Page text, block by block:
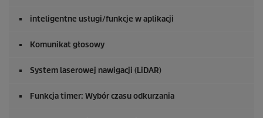
inteligentne usługi/funkcje w aplikacji
Komunikat głosowy
System laserowej nawigacji (LiDAR)
Funkcja timer: Wybór czasu odkurzania